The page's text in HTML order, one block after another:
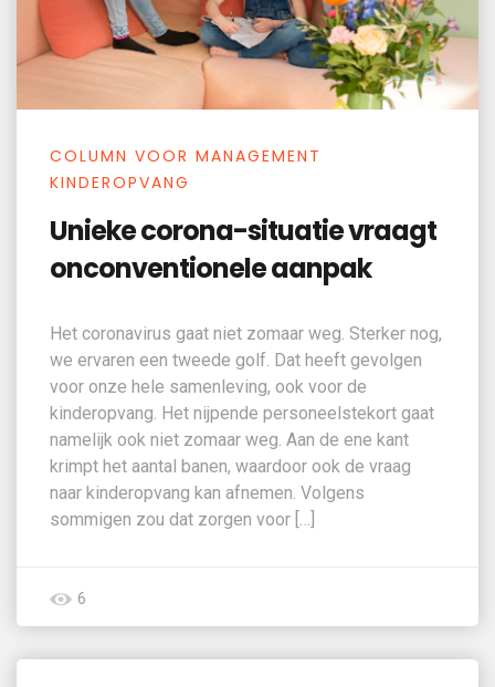
COLUMN VOOR MANAGEMENT
KINDEROPVANG
Unieke corona-situatie vraagt
onconventionele aanpak
Het coronavirus gaat niet zomaar weg. Sterker nog,
we ervaren een tweede golf. Dat heeft gevolgen
voor onze hele samenleving, ook voor de
kinderopvang. Het nijpende personeelstekort gaat
namelijk ook niet zomaar weg. Aan de ene kant
krimpt het aantal banen, waardoor ook de vraag
naar kinderopvang kan afnemen. Volgens
sommigen zou dat zorgen voor […]
6